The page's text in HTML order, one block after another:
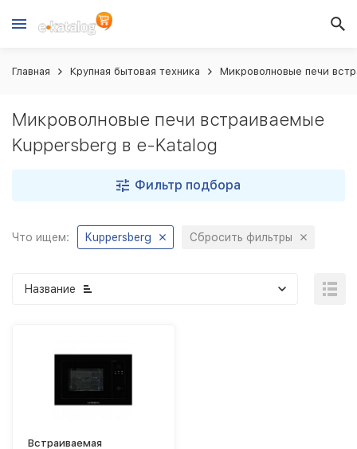
Главная Крупная бытовая техника Микроволновые печи
Микроволновые печи встраиваемые
Kuppersberg в e-Katalog
Фильтр подбора
Что ищем: Kuppersberg Сбросить фильтры
Название
Встраиваемая